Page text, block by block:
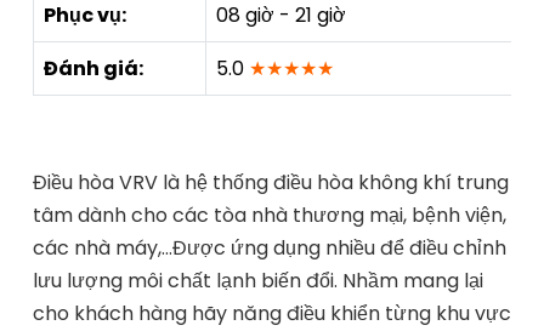
Phục vụ:
08 giờ - 21 giờ
Đánh giá:
5.0 ★★★★★
Điều hòa VRV là hệ thống điều hòa không khí trung
tâm dành cho các tòa nhà thương mại, bệnh viện,
các nhà máy,…Được ứng dụng nhiều để điều chỉnh
lưu lượng môi chất lạnh biến đổi. Nhầm mang lại
cho khách hàng hãy năng điều khiển từng khu vực